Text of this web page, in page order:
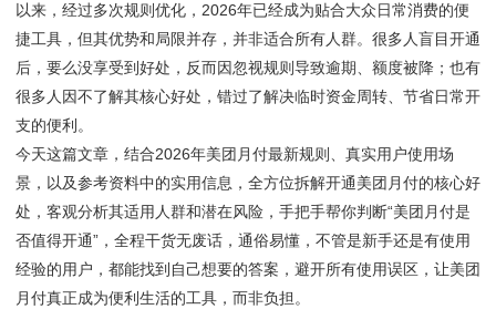
以来，经过多次规则优化，2026年已经成为贴合大众日常消费的便
捷工具，但其优势和局限并存，并非适合所有人群。很多人盲目开通
后，要么没享受到好处，反而因忽视规则导致逾期、额度被降；也有
很多人因不了解其核心好处，错过了解决临时资金周转、节省日常开
支的便利。
今天这篇文章，结合2026年美团月付最新规则、真实用户使用场
景，以及参考资料中的实用信息，全方位拆解开通美团月付的核心好
处，客观分析其适用人群和潜在风险，手把手帮你判断“美团月付是
否值得开通”，全程干货无废话，通俗易懂，不管是新手还是有使用
经验的用户，都能找到自己想要的答案，避开所有使用误区，让美团
月付真正成为便利生活的工具，而非负担。